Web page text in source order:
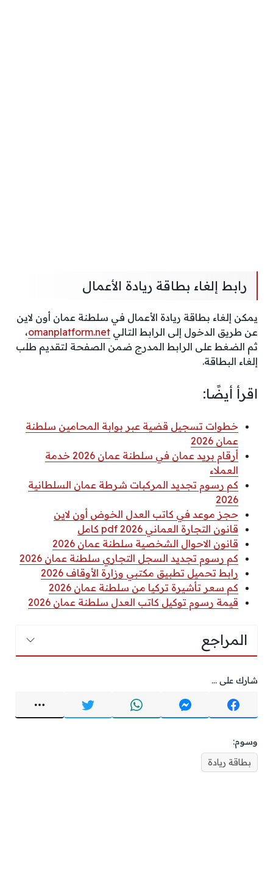
رابط إلغاء بطاقة ريادة الأعمال
يمكن إلغاء بطاقة ريادة الأعمال في سلطنة عمان أون لاين
عن طريق الدخول إلى الرابط التالي omanplatform.net،
ثم الضغط على الرابط المدرج ضمن الصفحة لتقديم طلب
إلغاء البطاقة.
اقرأ أيضًا:
خطوات تسجيل قضية عبر بوابة المحامين سلطنة
عمان 2026
أرقام بريد عمان في سلطنة عمان 2026 خدمة
العملاء
كم رسوم تجديد المركبات شرطة عمان السلطانية
2026
حجز موعد في كاتب العدل الخوض أون لاين
قانون التجارة العماني 2026 pdf كامل
قانون الاحوال الشخصية سلطنة عمان 2026
كم رسوم تجديد السجل التجاري سلطنة عمان 2026
رابط تحميل تطبيق مكتبي وزارة الأوقاف 2026
كم سعر تأشيرة تركيا من سلطنة عمان 2026
قيمة رسوم توكيل كاتب العدل سلطنة عمان 2026
المراجع
شارك على ...
وسوم:
بطاقة ريادة